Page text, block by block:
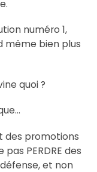
numéro 1,
même bien plus
quoi ?
des promotions
PERDRE des
et non